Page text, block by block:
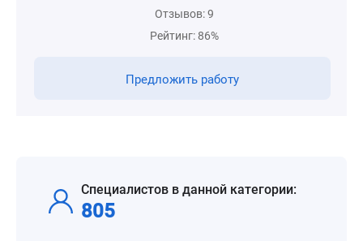
Отзывов: 9
Рейтинг: 86%
Предложить работу
Специалистов в данной категории:
805